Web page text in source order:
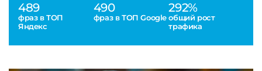
489
фраз в ТОП
Яндекс
490
фраз в ТОП Google
292%
общий рост
трафика